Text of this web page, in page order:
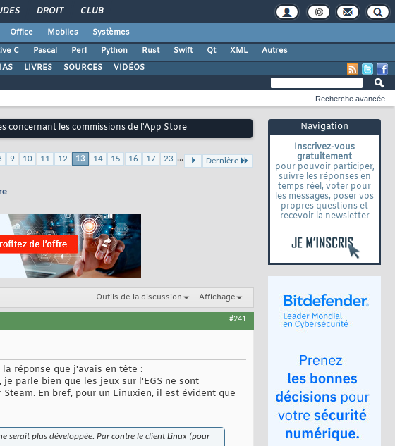
DROIT CLUB
Office Mobiles
Systèmes
C Pascal Perl Python Rust Swift Qt XML
Autres
LIVRES SOURCES VIDÉOS
Navigation
Inscrivez-vous
gratuitement
pour pouvoir participer,
suivre les réponses en
temps réel, voter pour
les messages, poser vos
propres questions et
recevoir la newsletter
Recherche avancée
concernant les commissions de l'App Store
9 10 11 12 13 14 15 16 17 23 ... Dernière
Outils de la discussion Affichage
#241
réponse que j'avais en tête :
parle bien que les jeux sur l'EGS ne sont
En bref, pour un Linuxien, il est évident que
serait plus développée. Par contre le client Linux (pour